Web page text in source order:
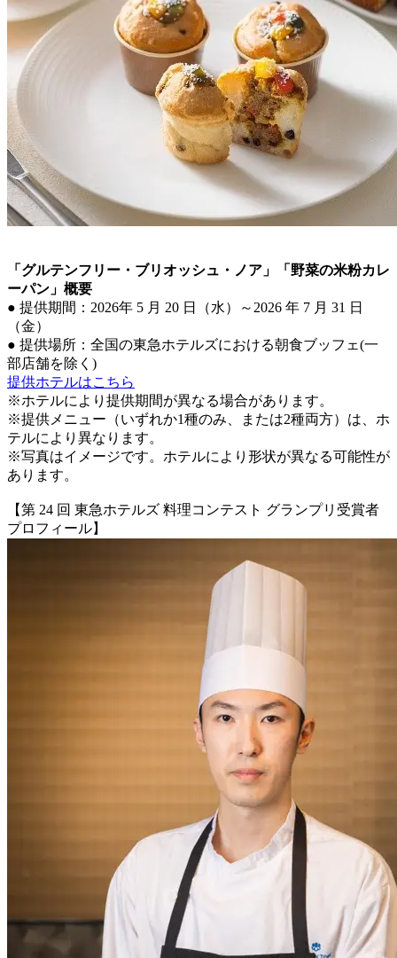
「グルテンフリー・ブリオッシュ・ノア」「野菜の米粉カレ
ーパン」概要
● 提供期間：2026年 5 月 20 日（水）～2026 年 7 月 31 日
（金）
● 提供場所：全国の東急ホテルズにおける朝食ブッフェ(一
部店舗を除く)
提供ホテルはこちら
※ホテルにより提供期間が異なる場合があります。
※提供メニュー（いずれか1種のみ、または2種両方）は、ホ
テルにより異なります。
※写真はイメージです。ホテルにより形状が異なる可能性が
あります。
【第 24 回 東急ホテルズ 料理コンテスト グランプリ受賞者
プロフィール】